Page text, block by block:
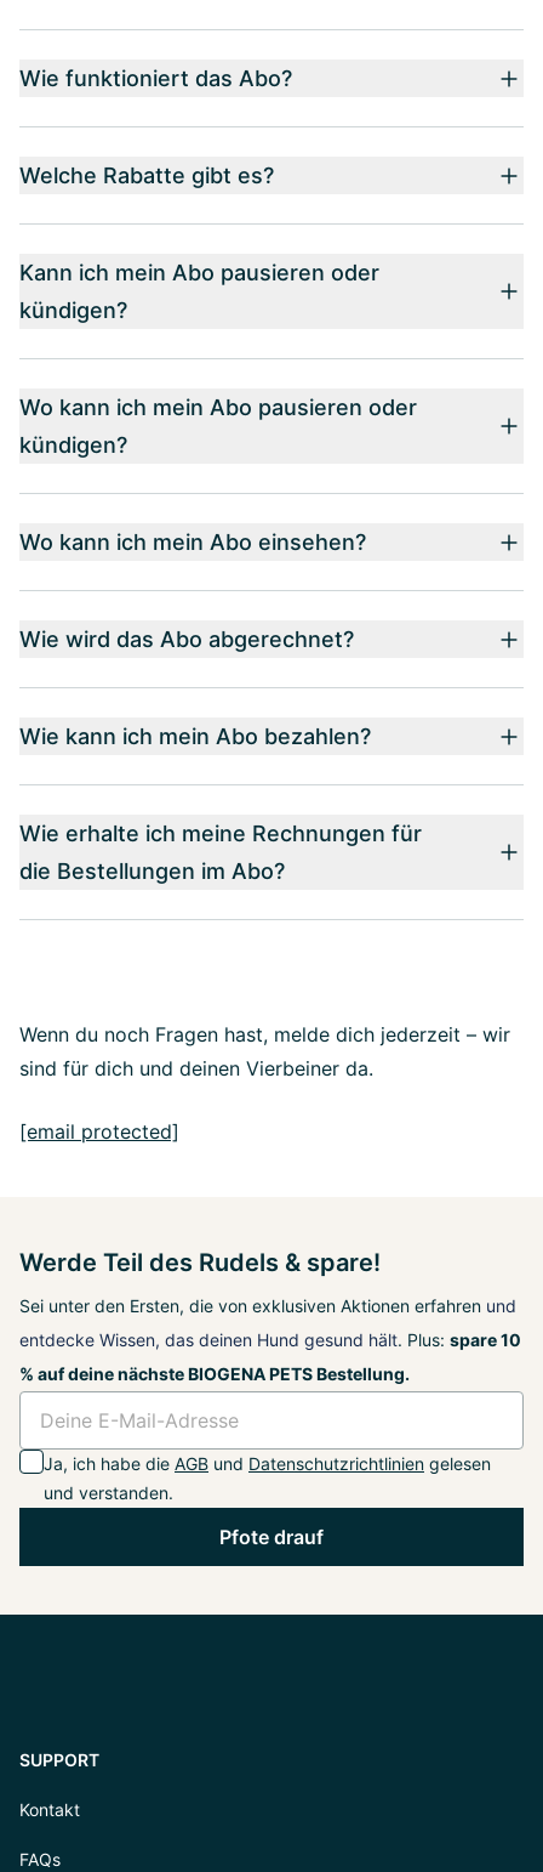
Wie funktioniert das Abo?
Welche Rabatte gibt es?
Kann ich mein Abo pausieren oder
kündigen?
Wo kann ich mein Abo pausieren oder
kündigen?
Wo kann ich mein Abo einsehen?
Wie wird das Abo abgerechnet?
Wie kann ich mein Abo bezahlen?
Wie erhalte ich meine Rechnungen für
die Bestellungen im Abo?
Wenn du noch Fragen hast, melde dich jederzeit – wir
sind für dich und deinen Vierbeiner da.
[email protected]
Werde Teil des Rudels & spare!
Sei unter den Ersten, die von exklusiven Aktionen erfahren und
entdecke Wissen, das deinen Hund gesund hält. Plus: spare 10
% auf deine nächste BIOGENA PETS Bestellung.
Ja, ich habe die AGB und Datenschutzrichtlinien gelesen
und verstanden.
Pfote drauf
SUPPORT
Kontakt
FAQs